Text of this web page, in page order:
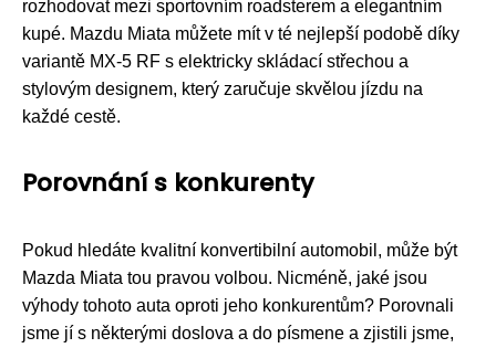
rozhodovat mezi sportovním roadsterem a elegantním
kupé. Mazdu Miata můžete mít v té nejlepší podobě díky
variantě MX-5 RF s elektricky skládací střechou a
stylovým designem, který zaručuje skvělou jízdu na
každé cestě.
Porovnání s konkurenty
Pokud hledáte kvalitní konvertibilní automobil, může být
Mazda Miata tou pravou volbou. Nicméně, jaké jsou
výhody tohoto auta oproti jeho konkurentům? Porovnali
jsme jí s některými doslova a do písmene a zjistili jsme,